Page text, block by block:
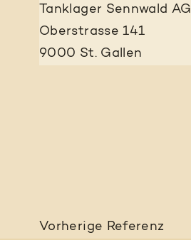
Tanklager Sennwald AG
Oberstrasse 141
9000 St. Gallen
Vorherige Referenz